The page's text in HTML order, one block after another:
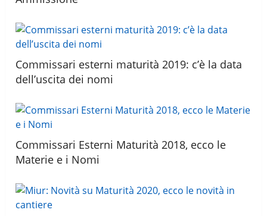
Commissari esterni maturità 2019: c’è la data
dell’uscita dei nomi
Commissari Esterni Maturità 2018, ecco le
Materie e i Nomi